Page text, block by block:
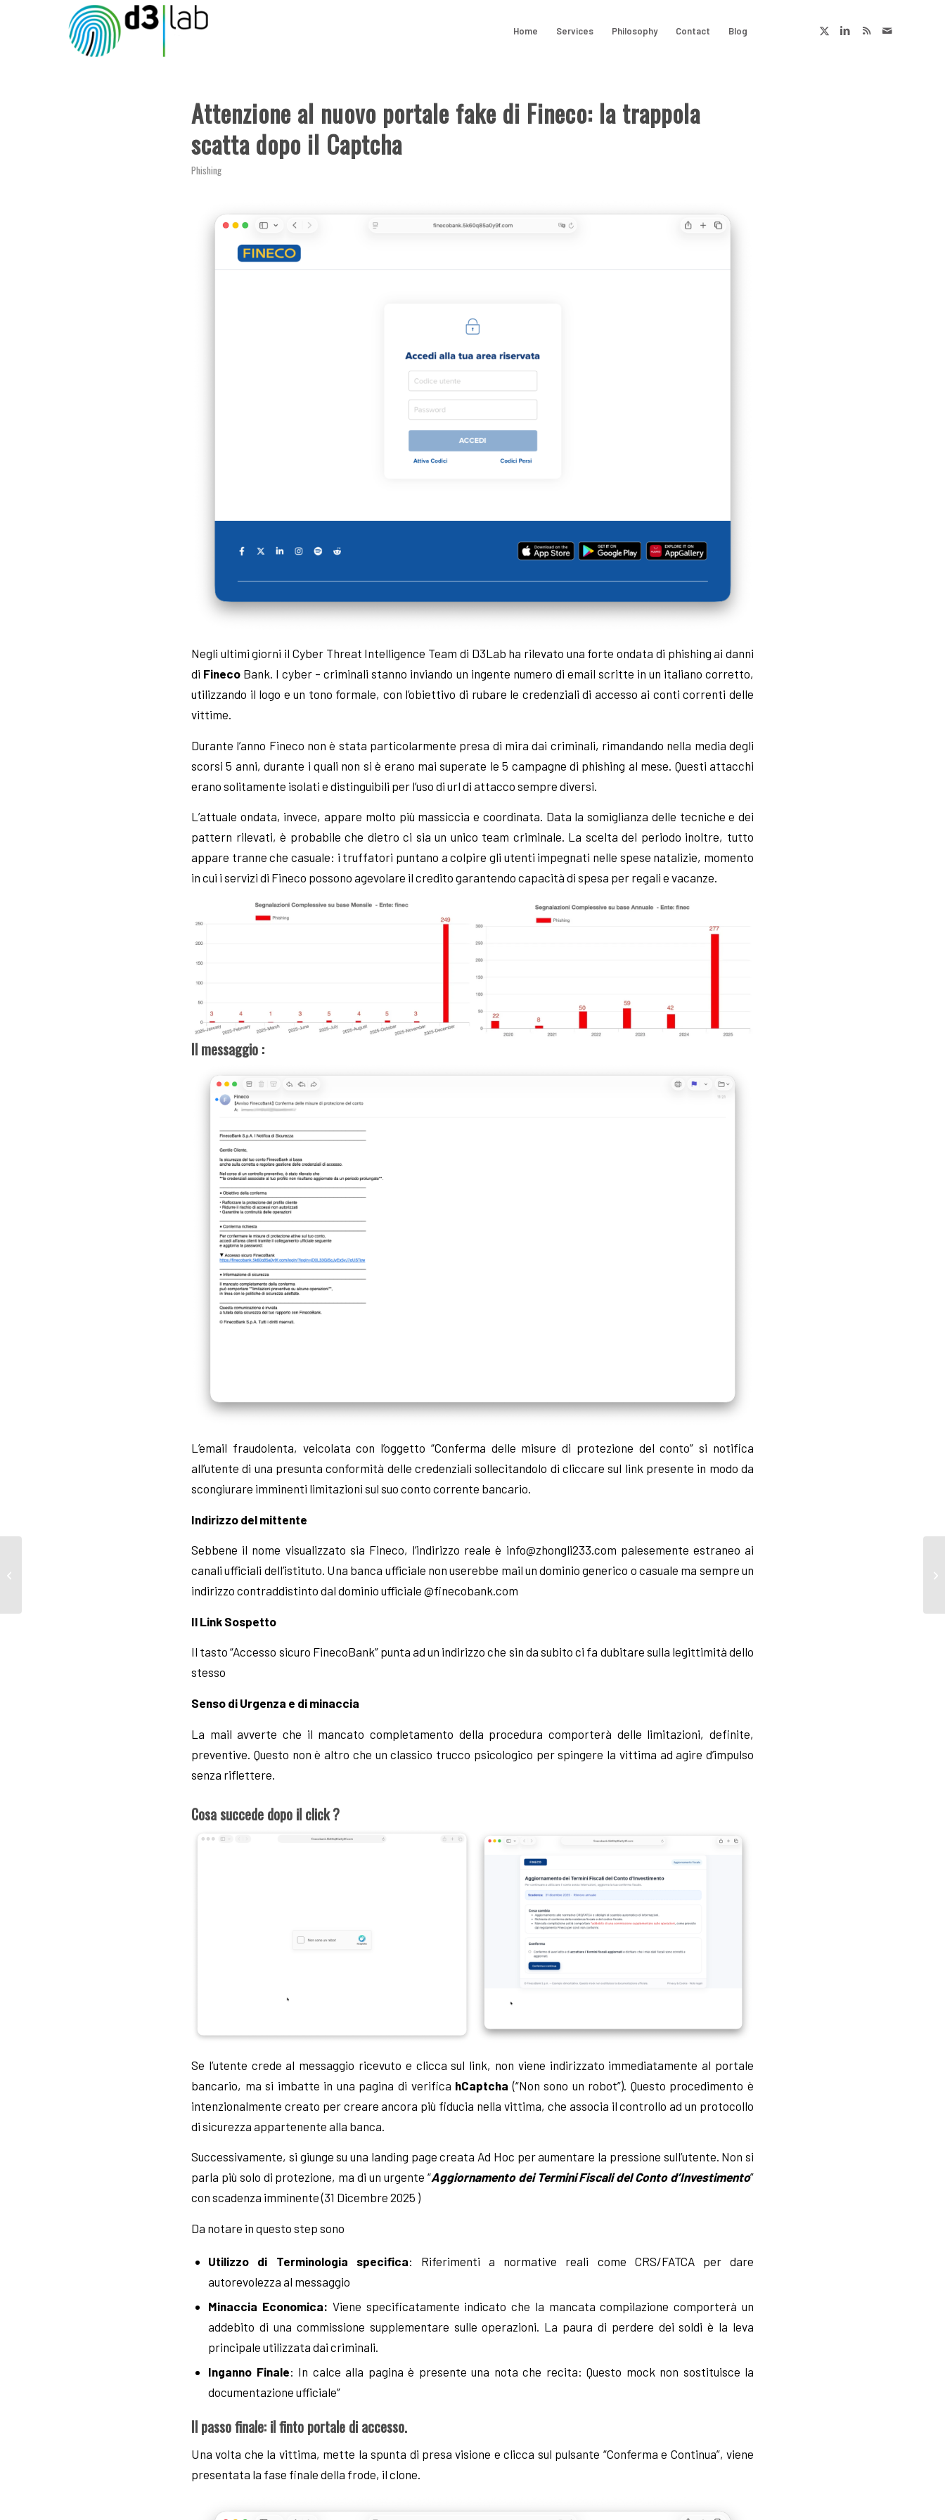
Home Services Philosophy Contact Blog
Attenzione al nuovo portale fake di Fineco: la trappola
scatta dopo il Captcha
Phishing
Negli ultimi giorni il Cyber Threat Intelligence Team di D3Lab ha rilevato una forte ondata di phishing ai danni
di Fineco Bank. I cyber – criminali stanno inviando un ingente numero di email scritte in un italiano corretto,
utilizzando il logo e un tono formale, con l’obiettivo di rubare le credenziali di accesso ai conti correnti delle
vittime.
Durante l’anno Fineco non è stata particolarmente presa di mira dai criminali, rimandando nella media degli
scorsi 5 anni, durante i quali non si è erano mai superate le 5 campagne di phishing al mese. Questi attacchi
erano solitamente isolati e distinguibili per l’uso di url di attacco sempre diversi.
L’attuale ondata, invece, appare molto più massiccia e coordinata. Data la somiglianza delle tecniche e dei
pattern rilevati, è probabile che dietro ci sia un unico team criminale. La scelta del periodo inoltre, tutto
appare tranne che casuale: i truffatori puntano a colpire gli utenti impegnati nelle spese natalizie, momento
in cui i servizi di Fineco possono agevolare il credito garantendo capacità di spesa per regali e vacanze.
Il messaggio :
L’email fraudolenta, veicolata con l’oggetto “Conferma delle misure di protezione del conto” si notifica
all’utente di una presunta conformità delle credenziali sollecitandolo di cliccare sul link presente in modo da
scongiurare imminenti limitazioni sul suo conto corrente bancario.
Indirizzo del mittente
Sebbene il nome visualizzato sia Fineco, l’indirizzo reale è info@zhongli233.com palesemente estraneo ai
canali ufficiali dell’istituto. Una banca ufficiale non userebbe mail un dominio generico o casuale ma sempre un
indirizzo contraddistinto dal dominio ufficiale @finecobank.com
Il Link Sospetto
Il tasto “Accesso sicuro FinecoBank” punta ad un indirizzo che sin da subito ci fa dubitare sulla legittimità dello
stesso
Senso di Urgenza e di minaccia
La mail avverte che il mancato completamento della procedura comporterà delle limitazioni, definite,
preventive. Questo non è altro che un classico trucco psicologico per spingere la vittima ad agire d’impulso
senza riflettere.
Cosa succede dopo il click ?
Se l’utente crede al messaggio ricevuto e clicca sul link, non viene indirizzato immediatamente al portale
bancario, ma si imbatte in una pagina di verifica hCaptcha (“Non sono un robot”). Questo procedimento è
intenzionalmente creato per creare ancora più fiducia nella vittima, che associa il controllo ad un protocollo
di sicurezza appartenente alla banca.
Successivamente, si giunge su una landing page creata Ad Hoc per aumentare la pressione sull’utente. Non si
parla più solo di protezione, ma di un urgente “Aggiornamento dei Termini Fiscali del Conto d’Investimento”
con scadenza imminente (31 Dicembre 2025 )
Da notare in questo step sono
Utilizzo di Terminologia specifica: Riferimenti a normative reali come CRS/FATCA per dare
autorevolezza al messaggio
Minaccia Economica: Viene specificatamente indicato che la mancata compilazione comporterà un
addebito di una commissione supplementare sulle operazioni. La paura di perdere dei soldi è la leva
principale utilizzata dai criminali.
Inganno Finale: In calce alla pagina è presente una nota che recita: Questo mock non sostituisce la
documentazione ufficiale”
Il passo finale: il finto portale di accesso.
Una volta che la vittima, mette la spunta di presa visione e clicca sul pulsante “Conferma e Continua”, viene
presentata la fase finale della frode, il clone.